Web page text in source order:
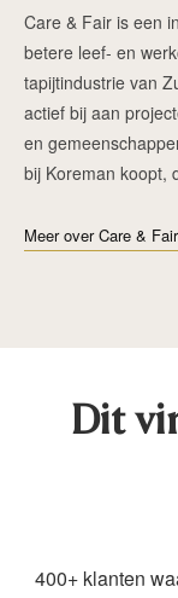
Care & Fair is een
betere leef- en
tapijtindustrie van
actief bij aan
en
bij Koreman koopt,
Meer over Care & Fair
Dit
400+ klanten